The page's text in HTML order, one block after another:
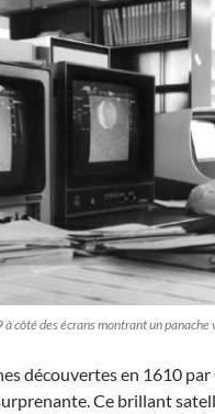
côté des écrans montrant un panache
découvertes en 1610 par
Ce brillant